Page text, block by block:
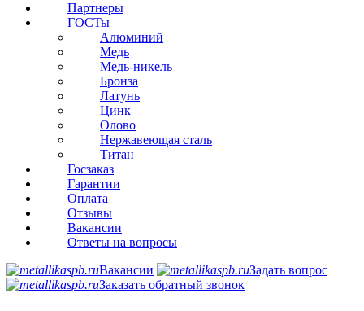
Партнеры
ГОСТы
Алюминий
Медь
Медь-никель
Бронза
Латунь
Цинк
Олово
Нержавеющая сталь
Титан
Госзаказ
Гарантии
Оплата
Отзывы
Вакансии
Ответы на вопросы
Вакансии
Задать вопрос
Заказать обратный звонок